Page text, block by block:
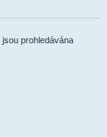
prohledávána